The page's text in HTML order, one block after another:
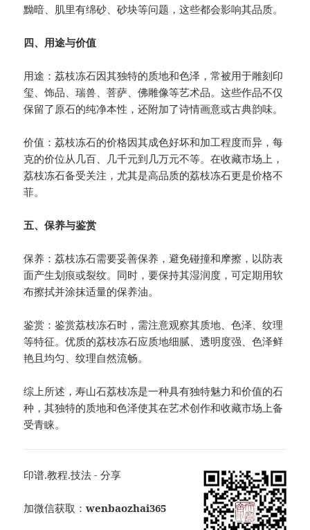
黝暗、肌里有绵砂、砂块等问题，这些都会影响其品质。
四、用途与价值
用途：荔枝冻石因其独特的质地和色泽，常被用于雕刻印
玺、饰品、瑞兽、菩萨、佛雕像等艺术品。这些作品不仅
保留了原石的纯净本性，还附加了诗情画意或古典韵味。
价值：荔枝冻石的价格因其成色好坏和加工程度而异，每
克的价位从几百、几千元到几万元不等。在收藏市场上，
荔枝冻石备受关注，尤其是高品质的荔枝冻石更是价格不
菲。
五、保养与鉴赏
保养：荔枝冻石需要妥善保养，避免碰撞和摩擦，以防表
面产生划痕或裂纹。同时，要保持其湿润度，可定期用软
布擦拭并涂抹适量的保养油。
鉴赏：鉴赏荔枝冻石时，需注意观察其质地、色泽、纹理
等特征。优质的荔枝冻石应质地细腻、透明度强、色泽鲜
艳且均匀、纹理自然流畅。
综上所述，寿山石荔枝冻是一种具有独特魅力和价值的石
种，其独特的质地和色泽使其在艺术创作和收藏市场上备
受青睐。
印谱.教程.技法 - 分享
加微信获取：wenbaozhai365